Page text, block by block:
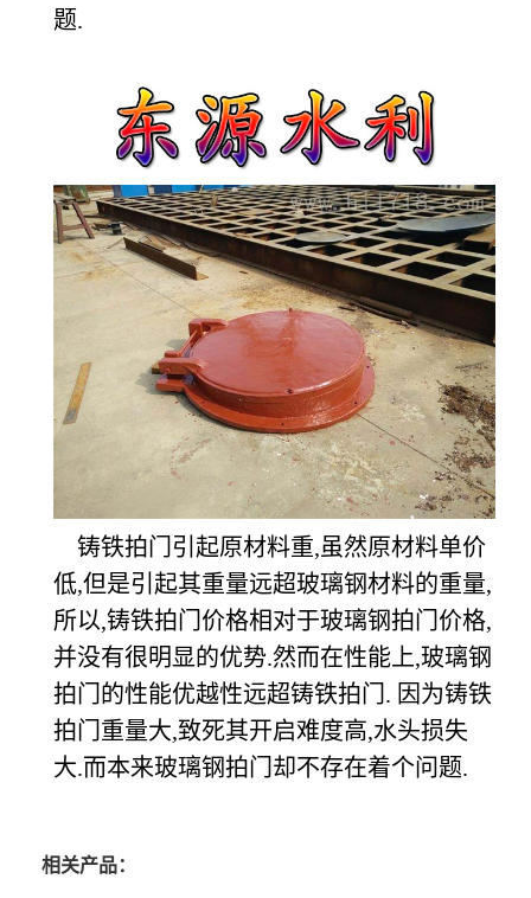
题.
铸铁拍门引起原材料重,虽然原材料单价
低,但是引起其重量远超玻璃钢材料的重量,
所以,铸铁拍门价格相对于玻璃钢拍门价格,
并没有很明显的优势.然而在性能上,玻璃钢
拍门的性能优越性远超铸铁拍门. 因为铸铁
拍门重量大,致死其开启难度高,水头损失
大.而本来玻璃钢拍门却不存在着个问题.
相关产品：